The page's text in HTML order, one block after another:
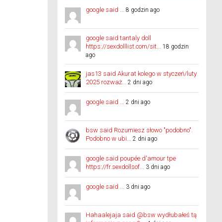
google said ... 8 godzin ago
google said tantaly doll
https://sexdolllist.com/sit... 18 godzin
ago
jas13 said Akurat kolego w styczeń/luty
2025 rozważ... 2 dni ago
google said ... 2 dni ago
bsw said Rozumiesz słowo "podobno".
Podobno w ubi... 2 dni ago
google said poupée d'amour tpe
https://fr.sexdollsof... 3 dni ago
google said ... 3 dni ago
Hahaalejaja said @bsw wydłubałeś tą